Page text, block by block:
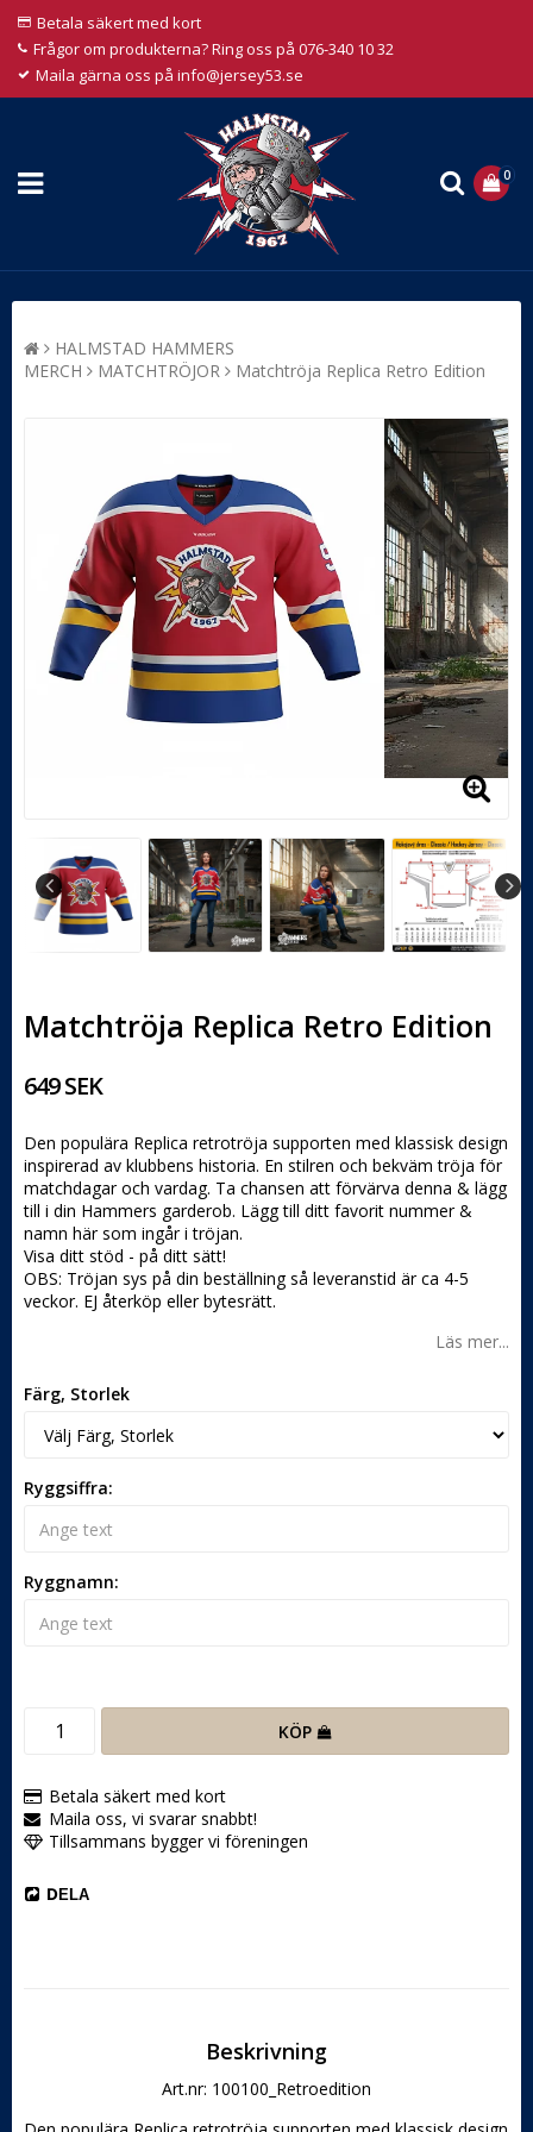
Betala säkert med kort
Frågor om produkterna? Ring oss på 076-340 10 32
Maila gärna oss på info@jersey53.se
0
HALMSTAD HAMMERS
MERCH
MATCHTRÖJOR Matchtröja Replica Retro Edition
Matchtröja Replica Retro Edition
649 SEK
Den populära Replica retrotröja supporten med klassisk design
inspirerad av klubbens historia. En stilren och bekväm tröja för
matchdagar och vardag. Ta chansen att förvärva denna & lägg
till i din Hammers garderob. Lägg till ditt favorit nummer &
namn här som ingår i tröjan.
Visa ditt stöd - på ditt sätt!
OBS: Tröjan sys på din beställning så leveranstid är ca 4-5
veckor. EJ återköp eller bytesrätt.
Läs mer...
Färg, Storlek
Ryggsiffra:
Ryggnamn:
KÖP
Betala säkert med kort
Maila oss, vi svarar snabbt!
Tillsammans bygger vi föreningen
DELA
Beskrivning
Art.nr: 100100_Retroedition